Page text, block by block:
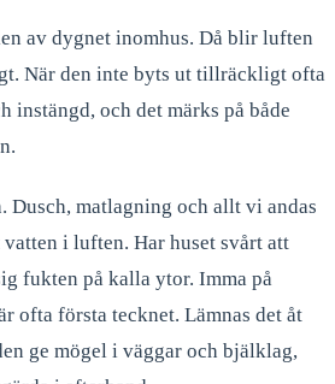
av dygnet inomhus. Då blir luften
När den inte byts ut tillräckligt ofta
instängd, och det märks på både
Dusch, matlagning och allt vi andas
i luften. Har huset svårt att
fukten på kalla ytor. Imma på
ofta första tecknet. Lämnas det åt
ge mögel i väggar och bjälklag,